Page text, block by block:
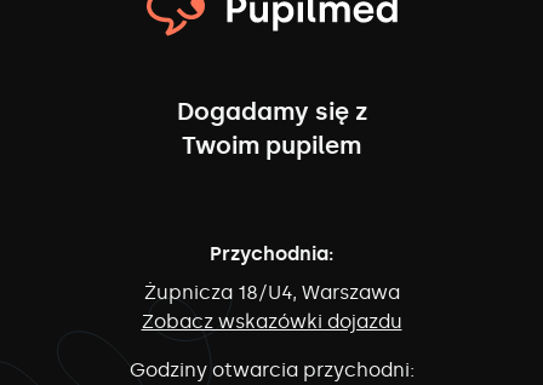
Dogadamy się z
Twoim pupilem
Przychodnia:
Żupnicza 18/U4, Warszawa
Zobacz wskazówki dojazdu
Godziny otwarcia przychodni: